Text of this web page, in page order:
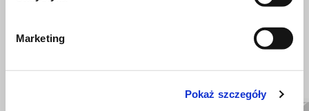
Marketing
Pokaż szczegóły